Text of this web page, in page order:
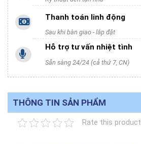
Thanh toán linh động
Sau khi bàn giao - lắp đặt
Hỗ trợ tư vấn nhiệt tình
Sẵn sàng 24/24 (cả thứ 7, CN)
THÔNG TIN SẢN PHẨM
Rate this product